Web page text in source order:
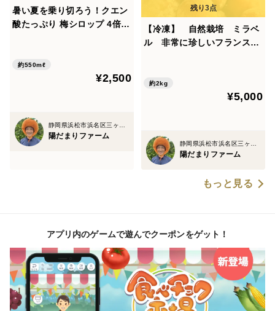
⑤ 重石を乗せる
上からラップをかぶせて、梅の2倍くらいの重石を乗せ
る
【⑥～⑧は約1週間後から】
⑥ 梅酢が上がる
数日～1週間で梅酢（梅から出る汁）が容器全体にしっ
をもう少し追加
⑦ 重石を軽くする
梅が完全に浸かったら、重石を半分程度に減らす
暑い夏を乗り切ろう！クエン
酸たっぷり 梅シロップ 4倍希
約550mℓ
¥2,500
陽だまりファーム
【冷凍】 自然栽培 ミラベ
ル 非常に珍しいフランスの
約2kg
¥5,000
陽だまりファーム
もっと見る
アプリ内のゲームで遊んでクーポンをゲット！